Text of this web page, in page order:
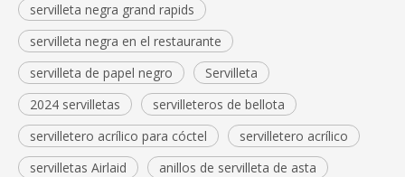
servilleta negra grand rapids
servilleta negra en el restaurante
servilleta de papel negro
Servilleta
2024 servilletas
servilleteros de bellota
servilletero acrílico para cóctel
servilletero acrílico
servilletas Airlaid
anillos de servilleta de asta